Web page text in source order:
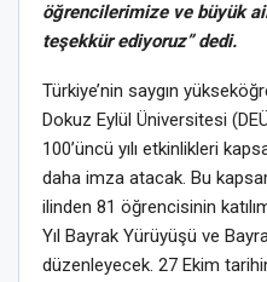
öğrencilerimize ve büyük
teşekkür ediyoruz” dedi.
Türkiye’nin saygın
Dokuz Eylül Üniversitesi
100’üncü yılı etkinlikleri
daha imza atacak. Bu
ilinden 81 öğrencisinin
Yıl Bayrak Yürüyüşü ve
düzenleyecek. 27 Ekim